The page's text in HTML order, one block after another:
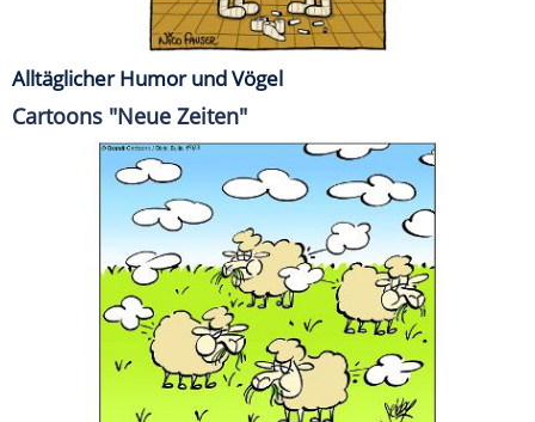
Alltäglicher Humor und Vögel
Cartoons "Neue Zeiten"